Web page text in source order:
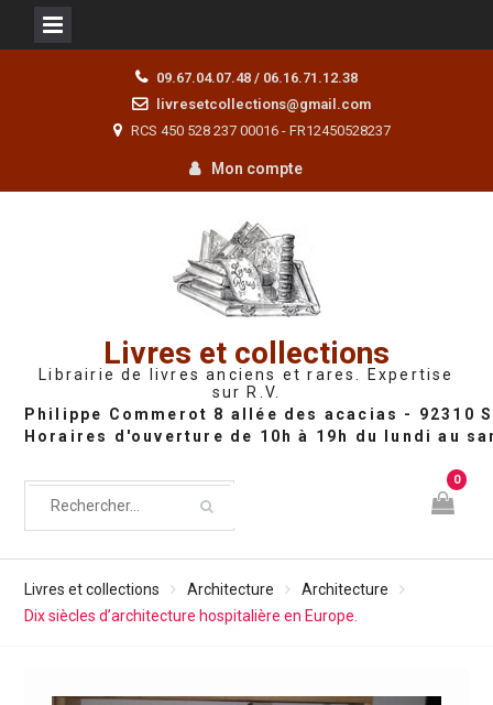
09.67.04.07.48 / 06.16.71.12.38
livresetcollections@gmail.com
RCS 450 528 237 00016 - FR12450528237
Mon compte
Livres et collections
Librairie de livres anciens et rares. Expertise
sur R.V.
0
Livres et collections Architecture
Architecture
Dix siècles d’architecture hospitalière en Europe.